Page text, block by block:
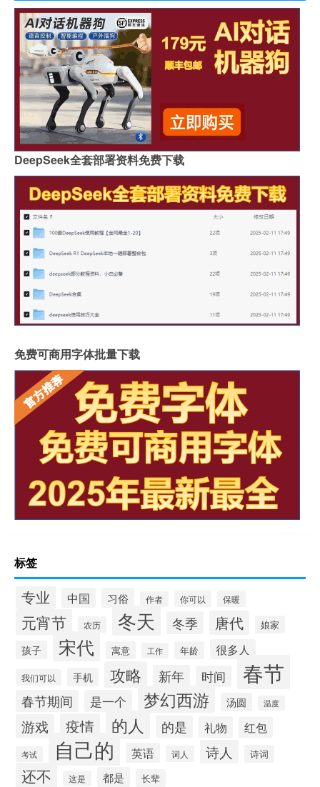
DeepSeek全套部署资料免费下载
免费可商用字体批量下载
标签
专业 中国 习俗 作者 你可以 保暖
元宵节 农历 冬天 冬季 唐代 娘家
孩子 宋代 寓意 工作 年龄 很多人
我们可以 手机 攻略 新年 时间 春节
春节期间 是一个 梦幻西游 汤圆 温度
游戏 疫情 的人 的是 礼物 红包
考试 自己的 英语 词人 诗人 诗词
还不 这是 都是 长辈